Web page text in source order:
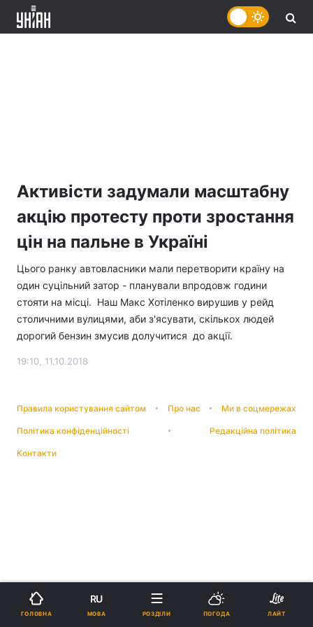
Активісти задумали масштабну
акцію протесту проти зростання
цін на пальне в Україні
Цього ранку автовласники мали перетворити країну на
один суцільний затор - планували впродовж години
стояти на місці. Наш Макс Хотіленко вирушив у рейд
столичними вулицями, аби з'ясувати, скількох людей
дорогий бензин змусив долучитися до акції.
19:10, 11.10.2018
Правила користування сайтом Про нас Ми в соцмережах
Політика конфіденційності Редакційна політика
Контакти
ГОЛОВНА
RU
МОВА РОЗДІЛИ ПОГОДА ЛАЙТ